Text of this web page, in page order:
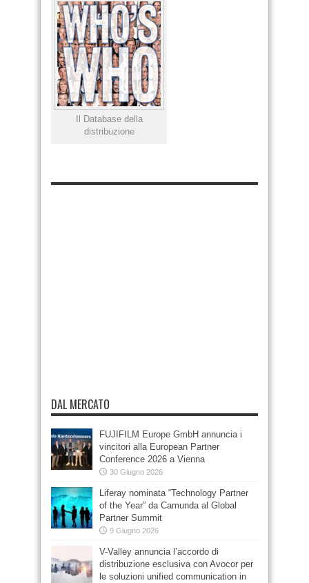
Il Database della
distribuzione
DAL MERCATO
FUJIFILM Europe GmbH annuncia i
vincitori alla European Partner
Conference 2026 a Vienna
30 Giugno 2026
Liferay nominata “Technology Partner
of the Year” da Camunda al Global
Partner Summit
9 Giugno 2026
V-Valley annuncia l’accordo di
distribuzione esclusiva con Avocor per
le soluzioni unified communication in